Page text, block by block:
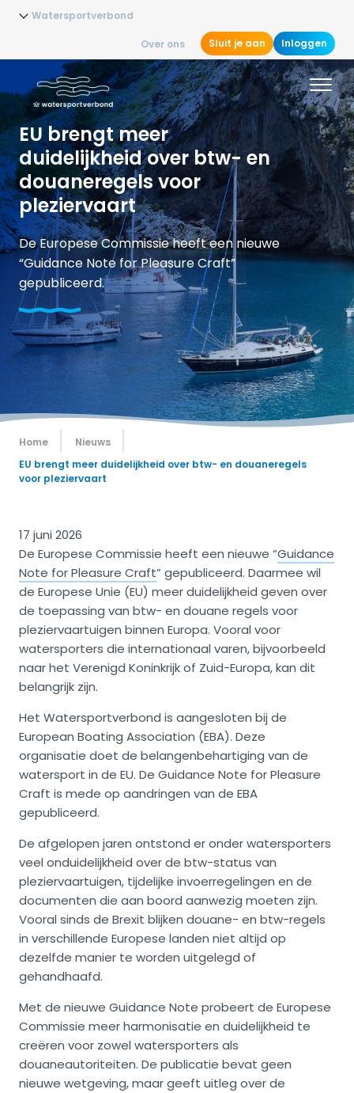
Watersportverbond
Over ons Sluit je aan Inloggen
EU brengt meer
duidelijkheid over btw- en
douaneregels voor
pleziervaart
De Europese Commissie heeft een nieuwe
“Guidance Note for Pleasure Craft”
gepubliceerd.
Home
Nieuws
EU brengt meer duidelijkheid over btw- en douaneregels
voor pleziervaart
17 juni 2026
De Europese Commissie heeft een nieuwe “Guidance
Note for Pleasure Craft” gepubliceerd. Daarmee wil
de Europese Unie (EU) meer duidelijkheid geven over
de toepassing van btw- en douane regels voor
pleziervaartuigen binnen Europa. Vooral voor
watersporters die internationaal varen, bijvoorbeeld
naar het Verenigd Koninkrijk of Zuid-Europa, kan dit
belangrijk zijn.
Het Watersportverbond is aangesloten bij de
European Boating Association (EBA). Deze
organisatie doet de belangenbehartiging van de
watersport in de EU. De Guidance Note for Pleasure
Craft is mede op aandringen van de EBA
gepubliceerd.
De afgelopen jaren ontstond er onder watersporters
veel onduidelijkheid over de btw-status van
pleziervaartuigen, tijdelijke invoerregelingen en de
documenten die aan boord aanwezig moeten zijn.
Vooral sinds de Brexit blijken douane- en btw-regels
in verschillende Europese landen niet altijd op
dezelfde manier te worden uitgelegd of
gehandhaafd.
Met de nieuwe Guidance Note probeert de Europese
Commissie meer harmonisatie en duidelijkheid te
creëren voor zowel watersporters als
douaneautoriteiten. De publicatie bevat geen
nieuwe wetgeving, maar geeft uitleg over de